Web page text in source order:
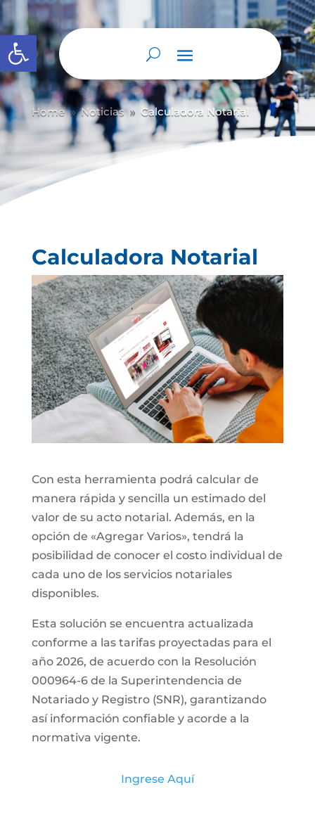
Abrir barra de herramientas
Home 9 Noticias 9 Calculadora Notarial
Calculadora Notarial
Con esta herramienta podrá calcular de
manera rápida y sencilla un estimado del
valor de su acto notarial. Además, en la
opción de «Agregar Varios», tendrá la
posibilidad de conocer el costo individual de
cada uno de los servicios notariales
disponibles.
Esta solución se encuentra actualizada
conforme a las tarifas proyectadas para el
año 2026, de acuerdo con la Resolución
000964-6 de la Superintendencia de
Notariado y Registro (SNR), garantizando
así información confiable y acorde a la
normativa vigente.
Ingrese Aquí